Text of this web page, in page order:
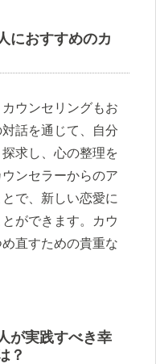
におすすめのカ
ウンセリングもお
話を通じて、自分
求し、心の整理を
ンセラーからのア
で、新しい恋愛に
ができます。カウ
直すための貴重な
が実践すべき幸
？